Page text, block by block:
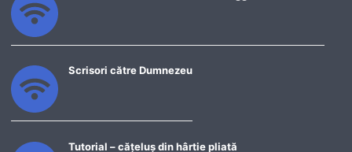
Scrisori către Dumnezeu
Tutorial – cățeluș din hârtie pliată